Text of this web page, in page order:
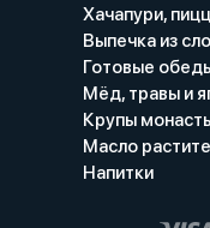
Хачапури,
Выпечка из
Готовые
Мёд, травы и
Крупы
Масло
Напитки